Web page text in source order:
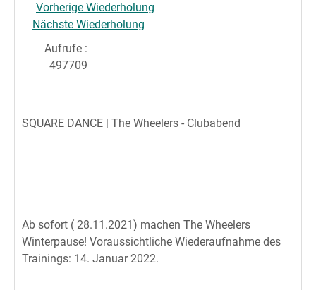
Vorherige Wiederholung
Nächste Wiederholung
Aufrufe:
497709
SQUARE DANCE | The Wheelers - Clubabend
Ab sofort ( 28.11.2021) machen The Wheelers
Winterpause! Voraussichtliche Wiederaufnahme des
Trainings: 14. Januar 2022.